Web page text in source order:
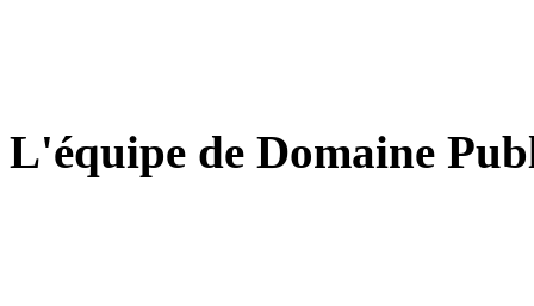
L'équipe de Domaine